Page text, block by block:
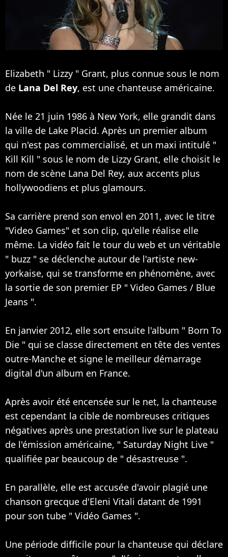
Elizabeth " Lizzy " Grant, plus connue sous le nom
de Lana Del Rey, est une chanteuse américaine.
Née le 21 juin 1986 à New York, elle grandit dans
la ville de Lake Placid. Après un premier album
qui n'est pas commercialisé, et un maxi intitulé "
Kill Kill " sous le nom de Lizzy Grant, elle choisit le
nom de scène Lana Del Rey, aux accents plus
hollywoodiens et plus glamours.
Sa carrière prend son envol en 2011, avec le titre
"Video Games" et son clip, qu'elle réalise elle
même. La vidéo fait le tour du web et un véritable
" buzz " se déclenche autour de l'artiste new-
yorkaise, qui se transforme en phénomène, avec
la sortie de son premier EP " Video Games / Blue
Jeans ".
En janvier 2012, elle sort ensuite l'album " Born To
Die " qui se classe directement en tête des ventes
outre-Manche et signe le meilleur démarrage
digital d'un album en France.
Après avoir été encensée sur le net, la chanteuse
est cependant la cible de nombreuses critiques
négatives après une prestation live sur le plateau
de l'émission américaine, " Saturday Night Live "
qualifiée par beaucoup de " désastreuse ".
En parallèle, elle est accusée d'avoir plagié une
chanson grecque d'Eleni Vitali datant de 1991
pour son tube " Vidéo Games ".
Une période difficile pour la chanteuse qui déclare